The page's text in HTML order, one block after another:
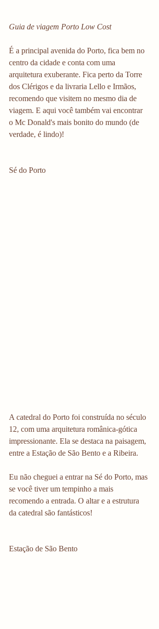
Guia de viagem Porto Low Cost
É a principal avenida do Porto, fica bem no
centro da cidade e conta com uma
arquitetura exuberante. Fica perto da Torre
dos Clérigos e da livraria Lello e Irmãos,
recomendo que visitem no mesmo dia de
viagem. E aqui você também vai encontrar
o Mc Donald's mais bonito do mundo (de
verdade, é lindo)!
Sé do Porto
A catedral do Porto foi construída no século
12, com uma arquitetura românica-gótica
impressionante. Ela se destaca na paisagem,
entre a Estação de São Bento e a Ribeira.
Eu não cheguei a entrar na Sé do Porto, mas
se você tiver um tempinho a mais
recomendo a entrada. O altar e a estrutura
da catedral são fantásticos!
Estação de São Bento